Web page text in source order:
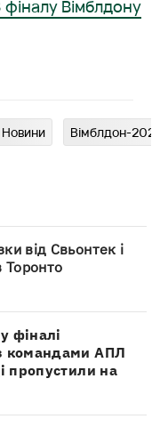
Вімблдону
Новини Вімблдон-
від Свьонтек і
Торонто
фіналі
командами АПЛ
пропустили на